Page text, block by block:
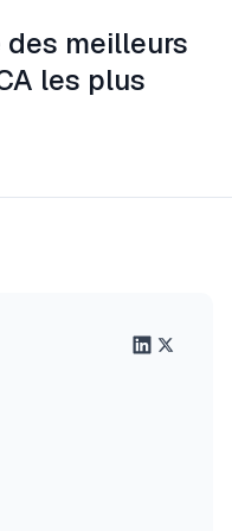
meilleurs
les plus